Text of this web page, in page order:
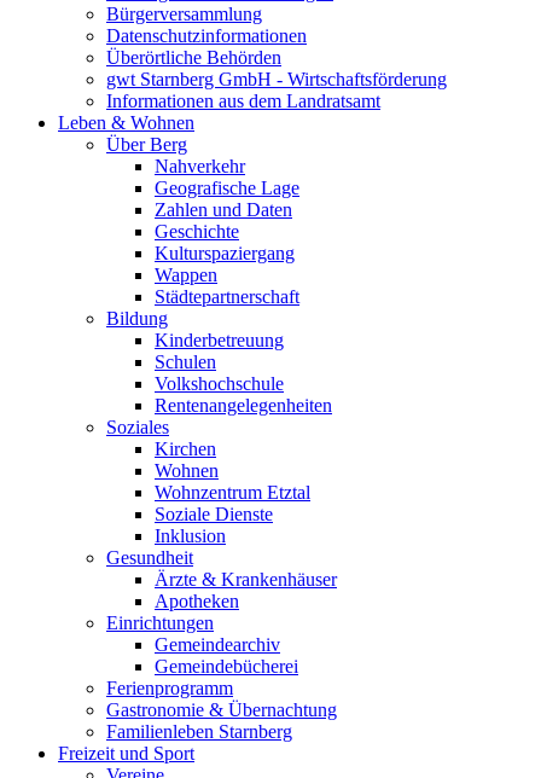
Bürgerversammlung
Datenschutzinformationen
Überörtliche Behörden
gwt Starnberg GmbH - Wirtschaftsförderung
Informationen aus dem Landratsamt
Leben & Wohnen
Über Berg
Nahverkehr
Geografische Lage
Zahlen und Daten
Geschichte
Kulturspaziergang
Wappen
Städtepartnerschaft
Bildung
Kinderbetreuung
Schulen
Volkshochschule
Rentenangelegenheiten
Soziales
Kirchen
Wohnen
Wohnzentrum Etztal
Soziale Dienste
Inklusion
Gesundheit
Ärzte & Krankenhäuser
Apotheken
Einrichtungen
Gemeindearchiv
Gemeindebücherei
Ferienprogramm
Gastronomie & Übernachtung
Familienleben Starnberg
Freizeit und Sport